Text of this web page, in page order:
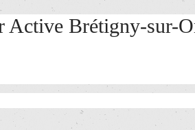
Active Brétigny-sur-